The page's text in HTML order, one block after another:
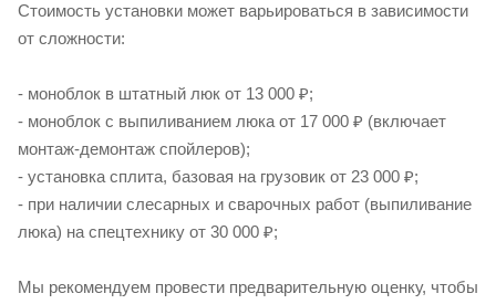
Стоимость установки может варьироваться в зависимости
от сложности:
- моноблок в штатный люк от 13 000 ₽;
- моноблок с выпиливанием люка от 17 000 ₽ (включает
монтаж-демонтаж спойлеров);
- установка сплита, базовая на грузовик от 23 000 ₽;
- при наличии слесарных и сварочных работ (выпиливание
люка) на спецтехнику от 30 000 ₽;
Мы рекомендуем провести предварительную оценку, чтобы